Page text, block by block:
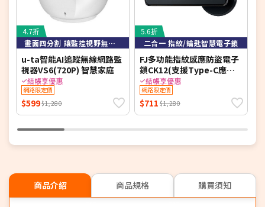
4.7折
畫面四分割 讓監控視野無死角
u-ta智能AI追蹤無線網路監
視器VS6(720P) 智慧家庭
結帳享優惠
網路限定價
$599$1,280
5.6折
二合一 指紋/鑰匙智慧電子鎖
FJ多功能指紋感應防盜電子
鎖CK12(支援Type-C應急
供電)
結帳享優惠
網路限定價
$711 $1,280
商品介紹 商品規格 購買須知